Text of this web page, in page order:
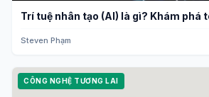
Trí tuệ nhân tạo (AI) là gì? Khám phá
Steven Phạm
CÔNG NGHỆ TƯƠNG LAI